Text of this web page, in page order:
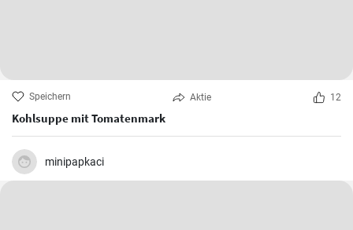
Speichern Aktie 12
Kohlsuppe mit Tomatenmark
minipapkaci